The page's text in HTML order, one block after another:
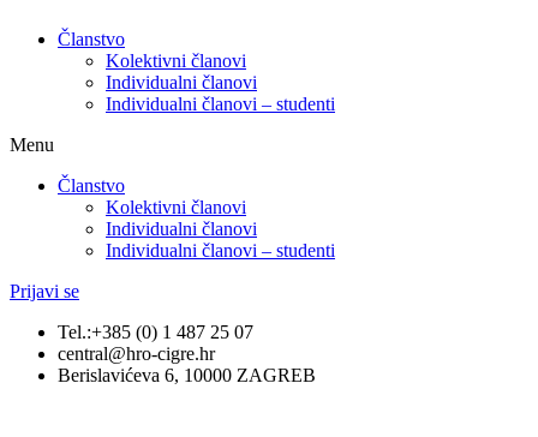
Članstvo
Kolektivni članovi
Individualni članovi
Individualni članovi – studenti
Menu
Članstvo
Kolektivni članovi
Individualni članovi
Individualni članovi – studenti
Prijavi se
Tel.:+385 (0) 1 487 25 07
central@hro-cigre.hr
Berislavićeva 6, 10000 ZAGREB